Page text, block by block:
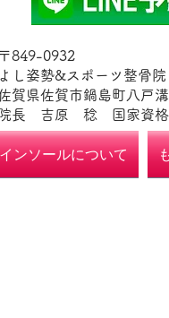
​〒849-0932
よし姿勢&スポーツ整骨
賀県佐賀市鍋島町八戸
長 吉原 稔​ 国家資格
インソールについて